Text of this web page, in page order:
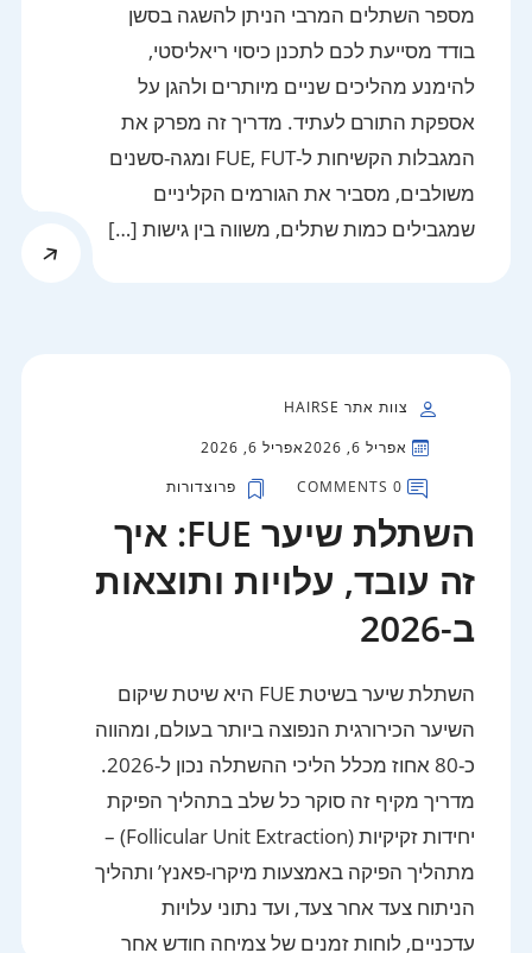
מספר השתלים המרבי הניתן להשגה בסשן
בודד מסייעת לכם לתכנן כיסוי ריאליסטי,
להימנע מהליכים שניים מיותרים ולהגן על
אספקת התורם לעתיד. מדריך זה מפרק את
המגבלות הקשיחות ל-FUE, FUT ומגה-סשנים
משולבים, מסביר את הגורמים הקליניים
שמגבילים כמות שתלים, משווה בין גישות […]
צוות אתר HAIRSE
אפריל 6, 2026
אפריל 6, 2026
0 COMMENTS
פרוצדורות
השתלת שיער FUE: איך
זה עובד, עלויות ותוצאות
ב-2026
השתלת שיער בשיטת FUE היא שיטת שיקום
השיער הכירורגית הנפוצה ביותר בעולם, ומהווה
כ-80 אחוז מכלל הליכי ההשתלה נכון ל-2026.
מדריך מקיף זה סוקר כל שלב בתהליך הפיקת
יחידות זקיקיות (Follicular Unit Extraction) –
מתהליך הפיקה באמצעות מיקרו-פאנץ’ ותהליך
הניתוח צעד אחר צעד, ועד נתוני עלויות
עדכניים, לוחות זמנים של צמיחה חודש אחר